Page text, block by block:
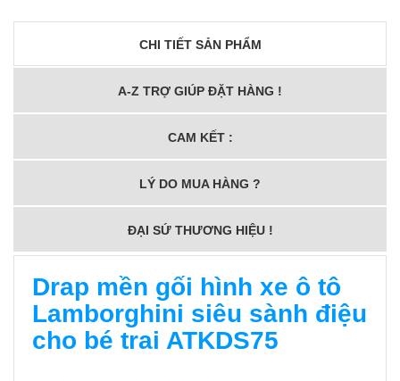
CHI TIẾT SẢN PHẨM
A-Z TRỢ GIÚP ĐẶT HÀNG !
CAM KẾT :
LÝ DO MUA HÀNG ?
ĐẠI SỨ THƯƠNG HIỆU !
Drap mền gối hình xe ô tô
Lamborghini siêu sành điệu
cho bé trai ATKDS75